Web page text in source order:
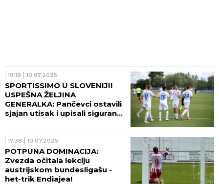
19:19 10.07.2025
SPORTISSIMO U SLOVENIJI!
USPEŠNA ŽELJINA
GENERALKA: Pančevci ostavili
sjajan utisak i upisali siguran
17:38 10.07.2025
POTPUNA DOMINACIJA:
Zvezda očitala lekciju
austrijskom bundesligašu -
het-trik Endiajea!